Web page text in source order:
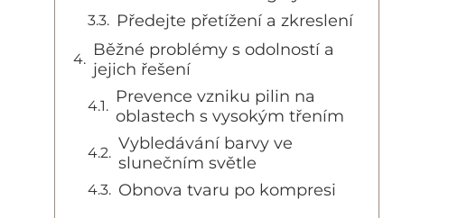
Předejte přetížení a zkreslení
Běžné problémy s odolností a
jejich řešení
Prevence vzniku pilin na
oblastech s vysokým třením
Vybledávání barvy ve
slunečním světle
Obnova tvaru po kompresi